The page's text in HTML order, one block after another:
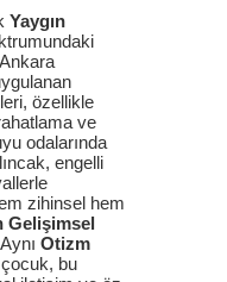
Yaygın
özellikle
ve
odalarında
engelli
zihinsel hem
Gelişimsel
Otizm
bu